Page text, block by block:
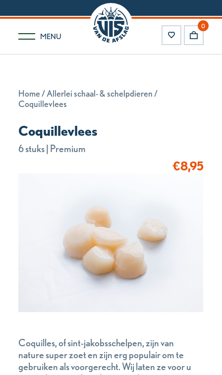
MENU
0
Home/Allerlei schaal- & schelpdieren/
Coquillevlees
Coquillevlees
6 stuks | Premium
€8,95
Coquilles, of sint-jakobsschelpen, zijn van
nature super zoet en zijn erg populair om te
gebruiken als voorgerecht. Wij laten ze voor u